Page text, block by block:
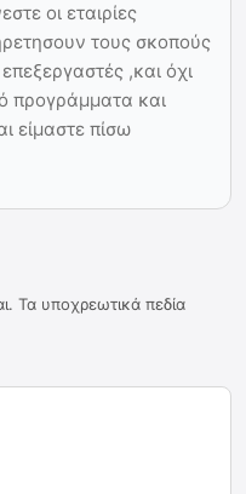
οι εταιρίες
τους σκοπούς
,και όχι
προγράμματα και
είμαστε πίσω
Τα υποχρεωτικά πεδία